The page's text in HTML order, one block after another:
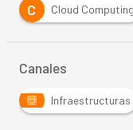
C
Cloud Computing
Canales
Infraestructuras